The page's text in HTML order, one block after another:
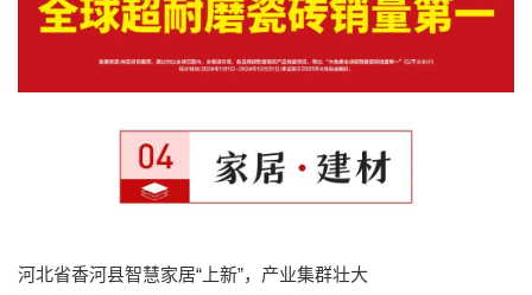
河北省香河县智慧家居“上新”，产业集群壮大